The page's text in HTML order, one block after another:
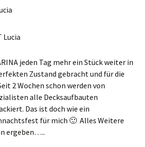
jeden Tag mehr ein Stück weiter in
Zustand gebracht und für die
2 Wochen schon werden von
alle Decksaufbauten
Das ist doch wie ein
für mich 🙂 Alles Weitere
ergeben…..